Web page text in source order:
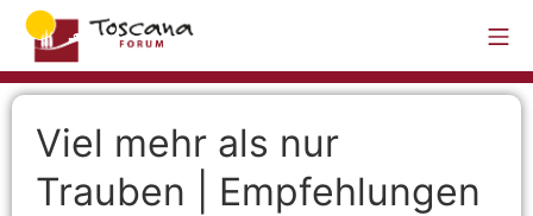
Viel mehr als nur
Trauben | Empfehlungen